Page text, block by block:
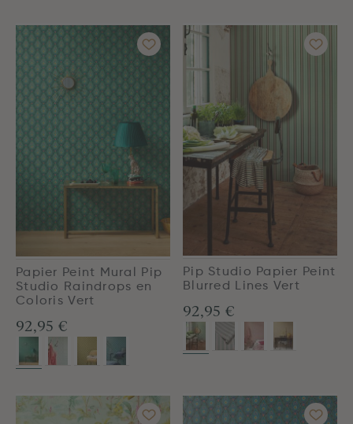
Papier Peint Mural Pip
Studio Raindrops en
Coloris Vert
92,95 €
Pip Studio Papier Peint
Blurred Lines Vert
92,95 €